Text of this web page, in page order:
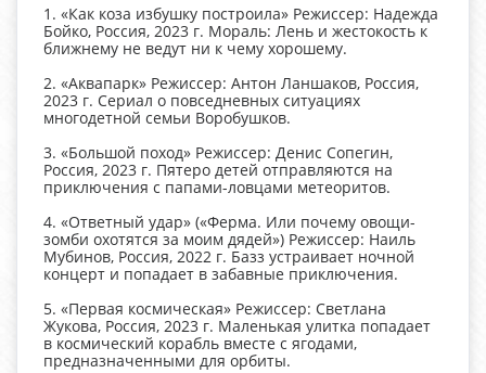
1. «Как коза избушку построила» Режиссер: Надежда
Бойко, Россия, 2023 г. Мораль: Лень и жестокость к
ближнему не ведут ни к чему хорошему.
2. «Аквапарк» Режиссер: Антон Ланшаков, Россия,
2023 г. Сериал о повседневных ситуациях
многодетной семьи Воробушков.
3. «Большой поход» Режиссер: Денис Сопегин,
Россия, 2023 г. Пятеро детей отправляются на
приключения с папами-ловцами метеоритов.
4. «Ответный удар» («Ферма. Или почему овощи-
зомби охотятся за моим дядей») Режиссер: Наиль
Мубинов, Россия, 2022 г. Базз устраивает ночной
концерт и попадает в забавные приключения.
5. «Первая космическая» Режиссер: Светлана
Жукова, Россия, 2023 г. Маленькая улитка попадает
в космический корабль вместе с ягодами,
предназначенными для орбиты.